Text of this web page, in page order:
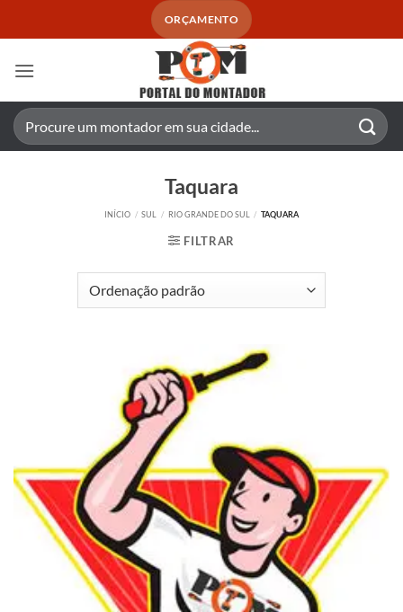
ORÇAMENTO
Pesquisar
por:
Taquara
INÍCIO / SUL / RIO GRANDE DO SUL / TAQUARA
FILTRAR